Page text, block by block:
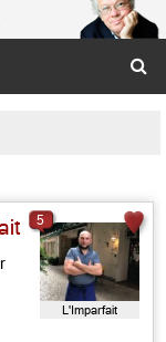
L'Imparfait
5